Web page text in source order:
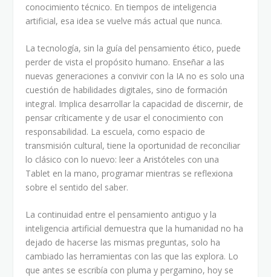
conocimiento técnico. En tiempos de inteligencia
artificial, esa idea se vuelve más actual que nunca.
La tecnología, sin la guía del pensamiento ético, puede
perder de vista el propósito humano. Enseñar a las
nuevas generaciones a convivir con la IA no es solo una
cuestión de habilidades digitales, sino de formación
integral. Implica desarrollar la capacidad de discernir, de
pensar críticamente y de usar el conocimiento con
responsabilidad. La escuela, como espacio de
transmisión cultural, tiene la oportunidad de reconciliar
lo clásico con lo nuevo: leer a Aristóteles con una
Tablet en la mano, programar mientras se reflexiona
sobre el sentido del saber.
La continuidad entre el pensamiento antiguo y la
inteligencia artificial demuestra que la humanidad no ha
dejado de hacerse las mismas preguntas, solo ha
cambiado las herramientas con las que las explora. Lo
que antes se escribía con pluma y pergamino, hoy se